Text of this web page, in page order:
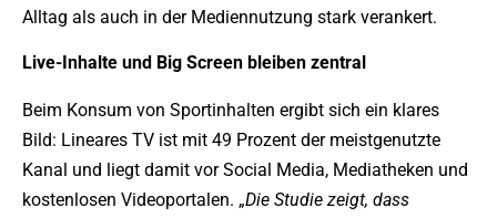
Alltag als auch in der Mediennutzung stark verankert.
Live-Inhalte und Big Screen bleiben zentral
Beim Konsum von Sportinhalten ergibt sich ein klares
Bild: Lineares TV ist mit 49 Prozent der meistgenutzte
Kanal und liegt damit vor Social Media, Mediatheken und
kostenlosen Videoportalen. „Die Studie zeigt, dass